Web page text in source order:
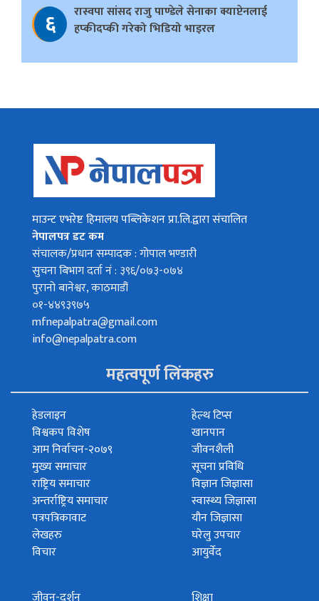
६
रास्वपा सांसद राजु पाण्डेले सेनाका क्याप्टेनलाई
हप्कीदप्की गरेको भिडियो भाइरल
माउन्ट एभरेष्ट हिमालय पब्लिकेशन प्रा.लि.द्वारा संचालित
नेपालपत्र डट कम
संचालक/प्रधान सम्पादक : गोपाल भण्डारी
सुचना बिभाग दर्ता नं : ३९६/०७३-०७४
पुरानो बानेश्वर, काठमाडौं
०१-४४९३९७५
mfnepalpatra@gmail.com
info@nepalpatra.com
महत्वपूर्ण लिंकहरु
हेडलाइन
विश्वकप विशेष
आम निर्वाचन-२०७९
मुख्य समाचार
राष्ट्रिय समाचार
अन्तर्राष्ट्रिय समाचार
पत्रपत्रिकावाट
लेखहरु
विचार
हेल्थ टिप्स
खानपान
जीवनशैली
सूचना प्रविधि
विज्ञान जिज्ञासा
स्वास्थ्य जिज्ञासा
यौन जिज्ञासा
घरेलु उपचार
आयुर्वेद